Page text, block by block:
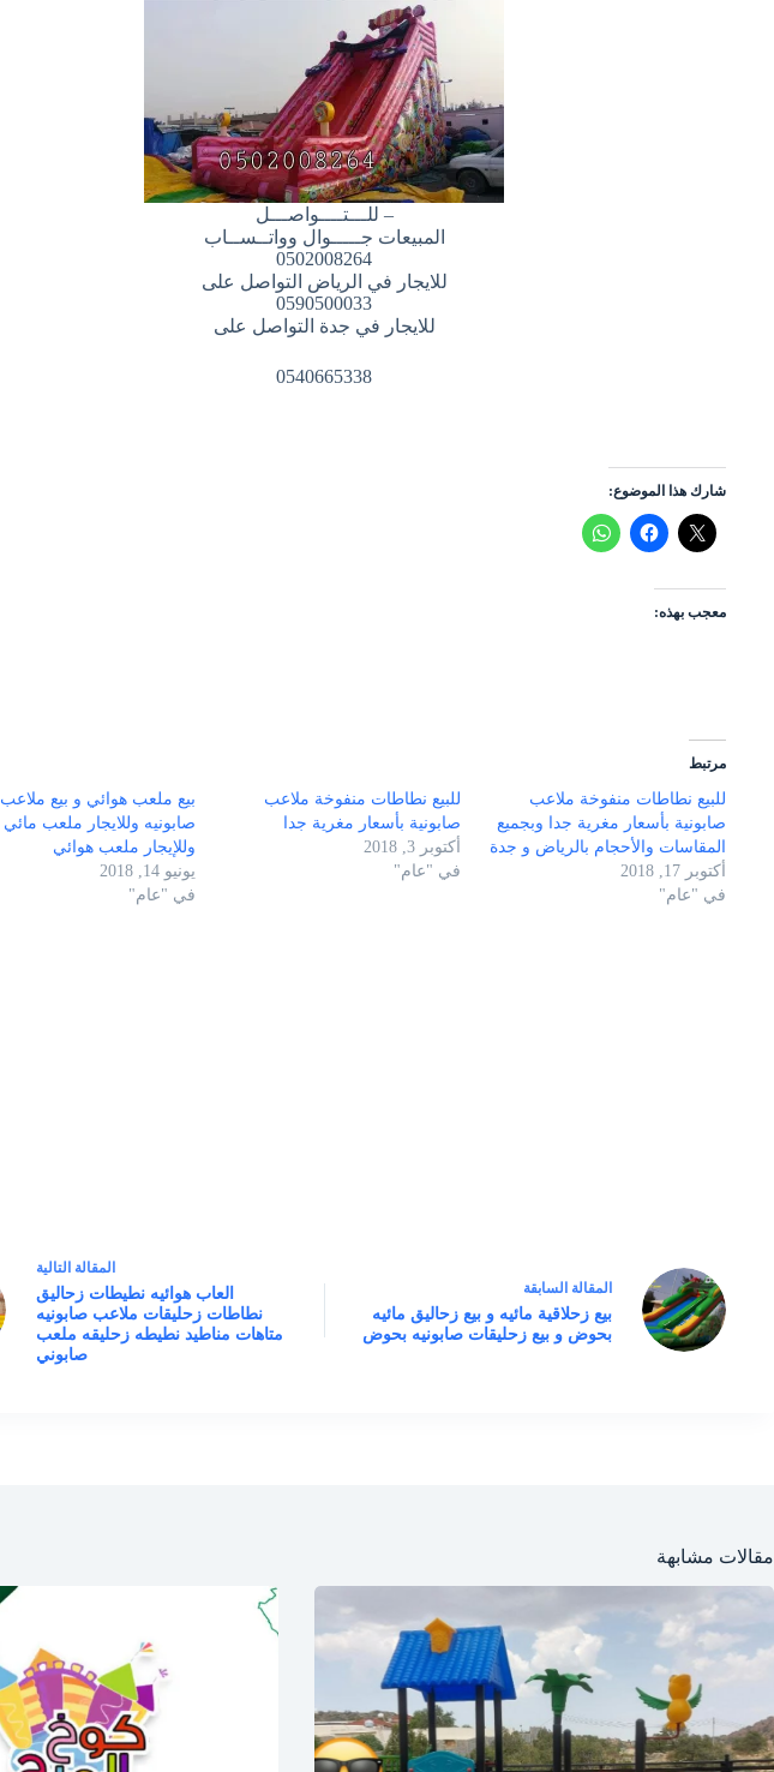
– للـــتــــواصـــل
المبيعات جـــــوال وواتــســاب
0502008264
للايجار في الرياض التواصل على
0590500033
للايجار في جدة التواصل على
0540665338
شارك هذا الموضوع:
معجب بهذه:
مرتبط
للبيع نطاطات منفوخة ملاعب
صابونية بأسعار مغرية جدا وبجميع
المقاسات والأحجام بالرياض و جدة
أكتوبر 17, 2018
في "عام"
للبيع نطاطات منفوخة ملاعب
صابونية بأسعار مغرية جدا
أكتوبر 3, 2018
في "عام"
بيع ملعب هوائي و بيع ملاعب
صابونيه وللايجار ملعب مائي
وللإيجار ملعب هوائي
يونيو 14, 2018
في "عام"
المقالة السابقة
بيع زحلاقية مائيه و بيع زحاليق مائيه
بحوض و بيع زحليقات صابونيه بحوض
المقالة التالية
العاب هوائيه نطيطات زحاليق
نطاطات زحليقات ملاعب صابونيه
متاهات مناطيد نطيطه زحليقه ملعب
صابوني
مقالات مشابهة